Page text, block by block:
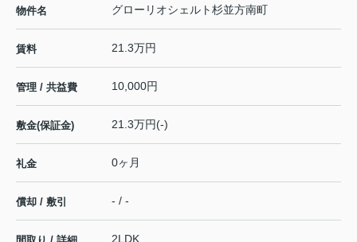
物件名 グローリオシェルト杉並方南町
賃料 21.3万円
管理 / 共益費 10,000円
敷金(保証金) 21.3万円(-)
礼金 0ヶ月
償却 / 敷引 - / -
2LDK